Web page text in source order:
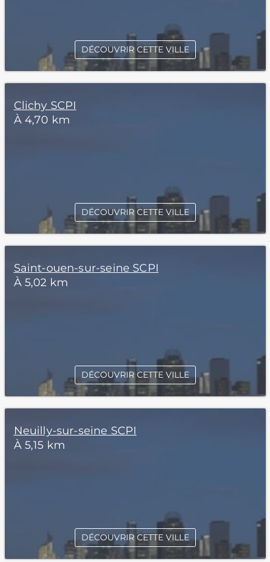
DÉCOUVRIR CETTE VILLE
Clichy SCPI
À 4,70 km
DÉCOUVRIR CETTE VILLE
Saint-ouen-sur-seine SCPI
À 5,02 km
DÉCOUVRIR CETTE VILLE
Neuilly-sur-seine SCPI
À 5,15 km
DÉCOUVRIR CETTE VILLE